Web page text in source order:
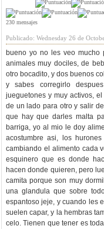
230 mensajes
Publicado: Wednesday 26 de
bueno yo no les veo mucho
animales muy dociles, de
otro bocadito, y dos buenos
y sabes corregirlo
jueguetones y muy activos,
de un lado para otro y salir
que hay que darles malta
barriga, yo al mio le doy
acostumbre asi, los
cambiando el alimento cada
esquinero que es donde
hacen donde quieren, pero
camita porque son muy
una glandula que sobre
espantoso jeje, y cuando les
suelen capar, y la hembras
celo. Tienen que tener es